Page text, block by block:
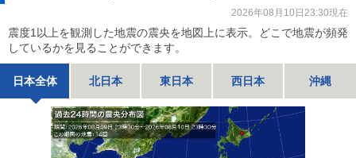
2026年08月10日23:30現在
震度1以上を観測した地震の震央を地図上に表示。どこで地震が頻発
しているかを見ることができます。
日本全体 北日本 東日本 西日本 沖縄